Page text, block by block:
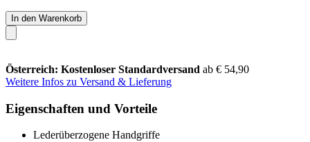
In den Warenkorb
Österreich: Kostenloser Standardversand ab € 54,90
Weitere Infos zu Versand & Lieferung
Eigenschaften und Vorteile
Lederüberzogene Handgriffe